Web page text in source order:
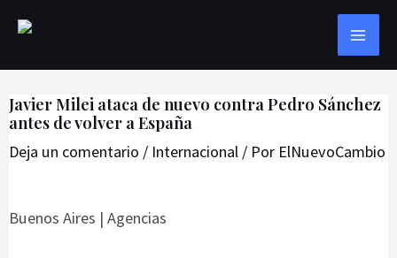
contenido
Javier Milei ataca de nuevo contra Pedro Sánchez
antes de volver a España
Deja un comentario / Internacional/ Por ElNuevoCambio
Buenos Aires | Agencias
de
entradas